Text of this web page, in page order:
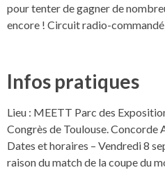
pour tenter de gagner de
encore ! Circuit radio-
Infos pratiques
Lieu : MEETT Parc des
Congrès de Toulouse. Concorde
Dates et horaires – Vendredi 8
raison du match de la coupe du